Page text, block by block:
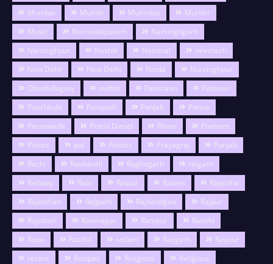
Mumbai
Mumbi Mumnbai
Murder
Music
Narmadapuram
Narsinghgarh
Narsinghpur
Nashik National
neemach
New Dehli
New Delhi Noida
Nursinghpur
Obaidullaganj
outfits Pakistaan
Pakistan
Panchkula
Panipath Panjab
Panna
Paraswada
Petrol Diesel Photo
Poetries
Poitics
pol Politics Prayagraj
Punjab
Rachi
Raebareli Raghogarh
raigarh
Railway
Rain Raipur Raisen
Rajastha
Rajasthan
Rajgarh Rajnandgao
Rajpur
Rajsthan
Ramnagar Rampur
Ranchi
Rape
Rasifal ratlam Raygarh
Raypur
recent
Recipes Religions
Religious